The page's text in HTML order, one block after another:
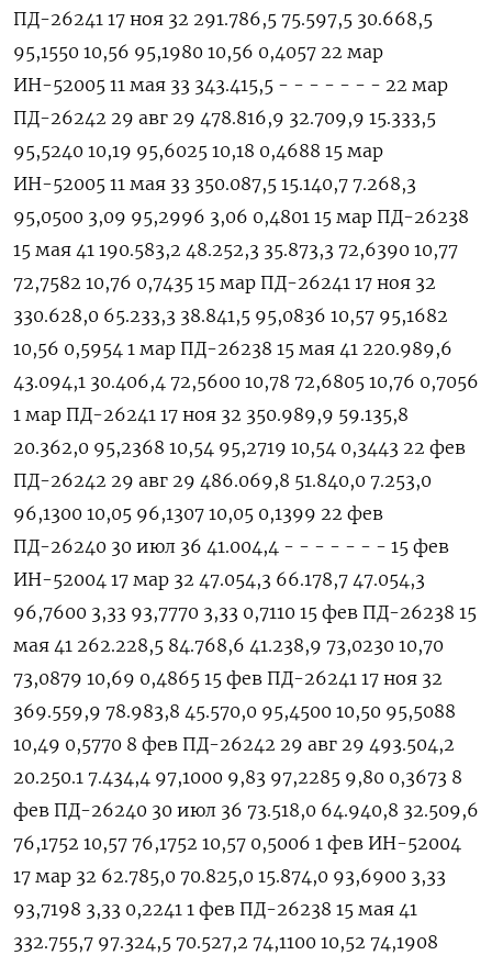
ПД-26241 17 ноя 32 291.786,5 75.597,5 30.668,5
95,1550 10,56 95,1980 10,56 0,4057 22 мар
ИН-52005 11 мая 33 343.415,5 - - - - - - - 22 мар
ПД-26242 29 авг 29 478.816,9 32.709,9 15.333,5
95,5240 10,19 95,6025 10,18 0,4688 15 мар
ИН-52005 11 мая 33 350.087,5 15.140,7 7.268,3
95,0500 3,09 95,2996 3,06 0,4801 15 мар ПД-26238
15 мая 41 190.583,2 48.252,3 35.873,3 72,6390 10,77
72,7582 10,76 0,7435 15 мар ПД-26241 17 ноя 32
330.628,0 65.233,3 38.841,5 95,0836 10,57 95,1682
10,56 0,5954 1 мар ПД-26238 15 мая 41 220.989,6
43.094,1 30.406,4 72,5600 10,78 72,6805 10,76 0,7056
1 мар ПД-26241 17 ноя 32 350.989,9 59.135,8
20.362,0 95,2368 10,54 95,2719 10,54 0,3443 22 фев
ПД-26242 29 авг 29 486.069,8 51.840,0 7.253,0
96,1300 10,05 96,1307 10,05 0,1399 22 фев
ПД-26240 30 июл 36 41.004,4 - - - - - - - 15 фев
ИН-52004 17 мар 32 47.054,3 66.178,7 47.054,3
96,7600 3,33 93,7770 3,33 0,7110 15 фев ПД-26238 15
мая 41 262.228,5 84.768,6 41.238,9 73,0230 10,70
73,0879 10,69 0,4865 15 фев ПД-26241 17 ноя 32
369.559,9 78.983,8 45.570,0 95,4500 10,50 95,5088
10,49 0,5770 8 фев ПД-26242 29 авг 29 493.504,2
20.250.1 7.434,4 97,1000 9,83 97,2285 9,80 0,3673 8
фев ПД-26240 30 июл 36 73.518,0 64.940,8 32.509,6
76,1752 10,57 76,1752 10,57 0,5006 1 фев ИН-52004
17 мар 32 62.785,0 70.825,0 15.874,0 93,6900 3,33
93,7198 3,33 0,2241 1 фев ПД-26238 15 мая 41
332.755,7 97.324,5 70.527,2 74,1100 10,52 74,1908